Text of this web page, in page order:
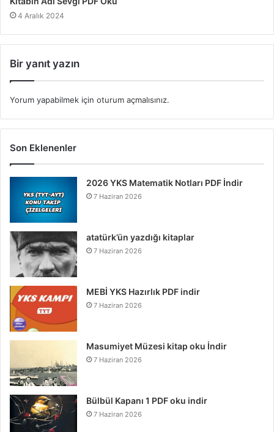
4 Aralık 2024
Bir yanıt yazın
Yorum yapabilmek için oturum açmalısınız.
Son Eklenenler
2026 YKS Matematik Notları PDF İndir
7 Haziran 2026
atatürk’ün yazdığı kitaplar
7 Haziran 2026
MEBİ YKS Hazırlık PDF indir
7 Haziran 2026
Masumiyet Müzesi kitap oku İndir
7 Haziran 2026
Bülbül Kapanı 1 PDF oku indir
7 Haziran 2026